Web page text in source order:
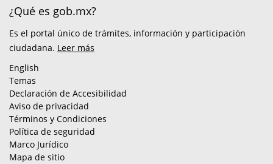
¿Qué es gob.mx?
Es el portal único de trámites, información y participación
ciudadana. Leer más
English
Temas
Declaración de Accesibilidad
Aviso de privacidad
Términos y Condiciones
Política de seguridad
Marco Jurídico
Mapa de sitio